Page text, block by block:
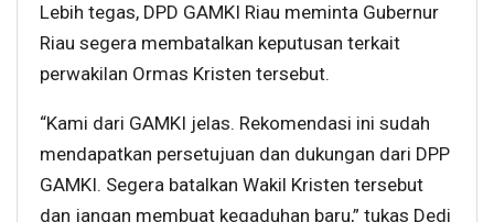
Lebih tegas, DPD GAMKI Riau meminta Gubernur
Riau segera membatalkan keputusan terkait
perwakilan Ormas Kristen tersebut.
“Kami dari GAMKI jelas. Rekomendasi ini sudah
mendapatkan persetujuan dan dukungan dari DPP
GAMKI. Segera batalkan Wakil Kristen tersebut
dan jangan membuat kegaduhan baru,” tukas Dedi